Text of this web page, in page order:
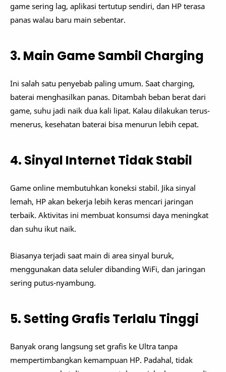
game sering lag, aplikasi tertutup sendiri, dan HP terasa
panas walau baru main sebentar.
3. Main Game Sambil Charging
Ini salah satu penyebab paling umum. Saat charging,
baterai menghasilkan panas. Ditambah beban berat dari
game, suhu jadi naik dua kali lipat. Kalau dilakukan terus-
menerus, kesehatan baterai bisa menurun lebih cepat.
4. Sinyal Internet Tidak Stabil
Game online membutuhkan koneksi stabil. Jika sinyal
lemah, HP akan bekerja lebih keras mencari jaringan
terbaik. Aktivitas ini membuat konsumsi daya meningkat
dan suhu ikut naik.
Biasanya terjadi saat main di area sinyal buruk,
menggunakan data seluler dibanding WiFi, dan jaringan
sering putus-nyambung.
5. Setting Grafis Terlalu Tinggi
Banyak orang langsung set grafis ke Ultra tanpa
mempertimbangkan kemampuan HP. Padahal, tidak